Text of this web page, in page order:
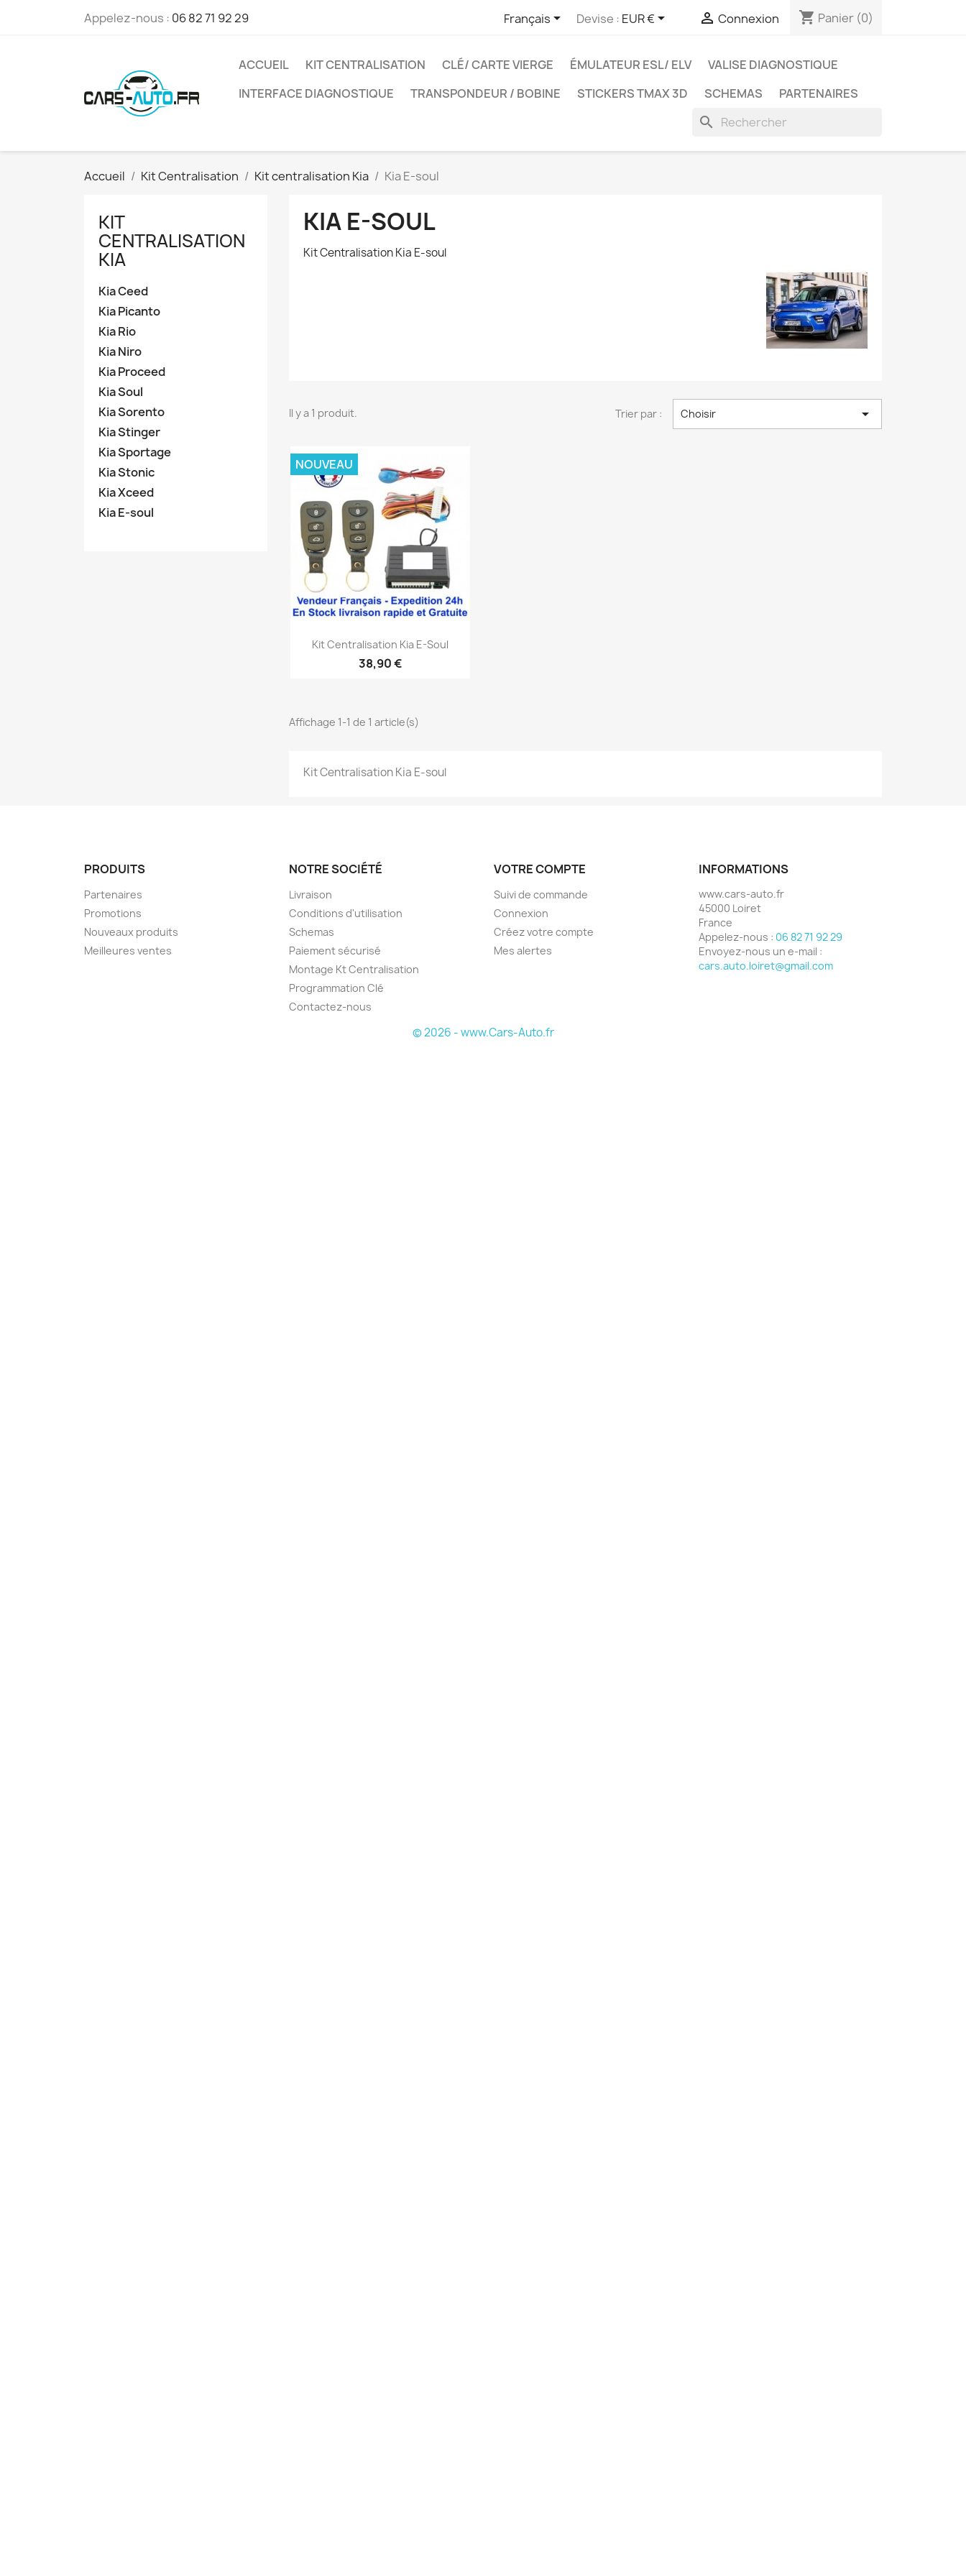
Appelez-nous : 06 82 71 92 29 Français Devise : EUR €  Connexion shopping_cart Panier (0)
ACCUEIL KIT CENTRALISATION CLÉ/ CARTE VIERGE ÉMULATEUR ESL/ ELV
VALISE DIAGNOSTIQUE
INTERFACE DIAGNOSTIQUE
TRANSPONDEUR / BOBINE STICKERS TMAX 3D SCHEMAS PARTENAIRES
search
Accueil Kit Centralisation Kit centralisation Kia Kia E-soul
KIT
CENTRALISATION
KIA
Kia Ceed
Kia Picanto
Kia Rio
Kia Niro
Kia Proceed
Kia Soul
Kia Sorento
Kia Stinger
Kia Sportage
Kia Stonic
Kia Xceed
Kia E-soul
KIA E-SOUL
Kit Centralisation Kia E-soul
Il y a 1 produit. Trier par : Choisir 
Aperçu rapide
Kit Centralisation Kia E-Soul
38,90 €
NOUVEAU
Affichage 1-1 de 1 article(s)
Kit Centralisation Kia E-soul
PRODUITS
Partenaires
Promotions
Nouveaux produits
Meilleures ventes
NOTRE SOCIÉTÉ
Livraison
Conditions d'utilisation
Schemas
Paiement sécurisé
Montage Kt Centralisation
Programmation Clé
Contactez-nous
VOTRE COMPTE
Suivi de commande
Connexion
Créez votre compte
Mes alertes
INFORMATIONS
www.cars-auto.fr
45000 Loiret
France
Appelez-nous : 06 82 71 92 29
Envoyez-nous un e-mail :
cars.auto.loiret@gmail.com
© 2026 - www.Cars-Auto.fr